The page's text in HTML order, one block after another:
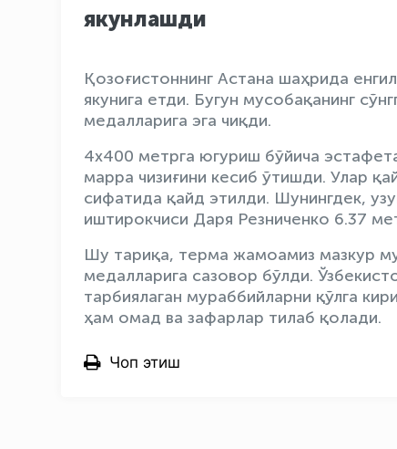
якунлашди
Қозоғистоннинг Астана шаҳрида
якунига етди. Бугун мусобақанинг
медалларига эга чиқди.
4х400 метрга югуриш бўйича
марра чизиғини кесиб ўтишди. Улар
сифатида қайд этилди. Шунингдек,
иштирокчиси Даря Резниченко 6.37
Шу тариқа, терма жамоамиз мазкур
медалларига сазовор бўлди.
тарбиялаган мураббийларни қўлга
ҳам омад ва зафарлар тилаб қолади.
Чоп этиш